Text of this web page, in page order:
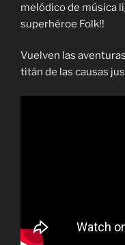
melódico de música
superhéroe Folk!!
Vuelven las
titán de las causas